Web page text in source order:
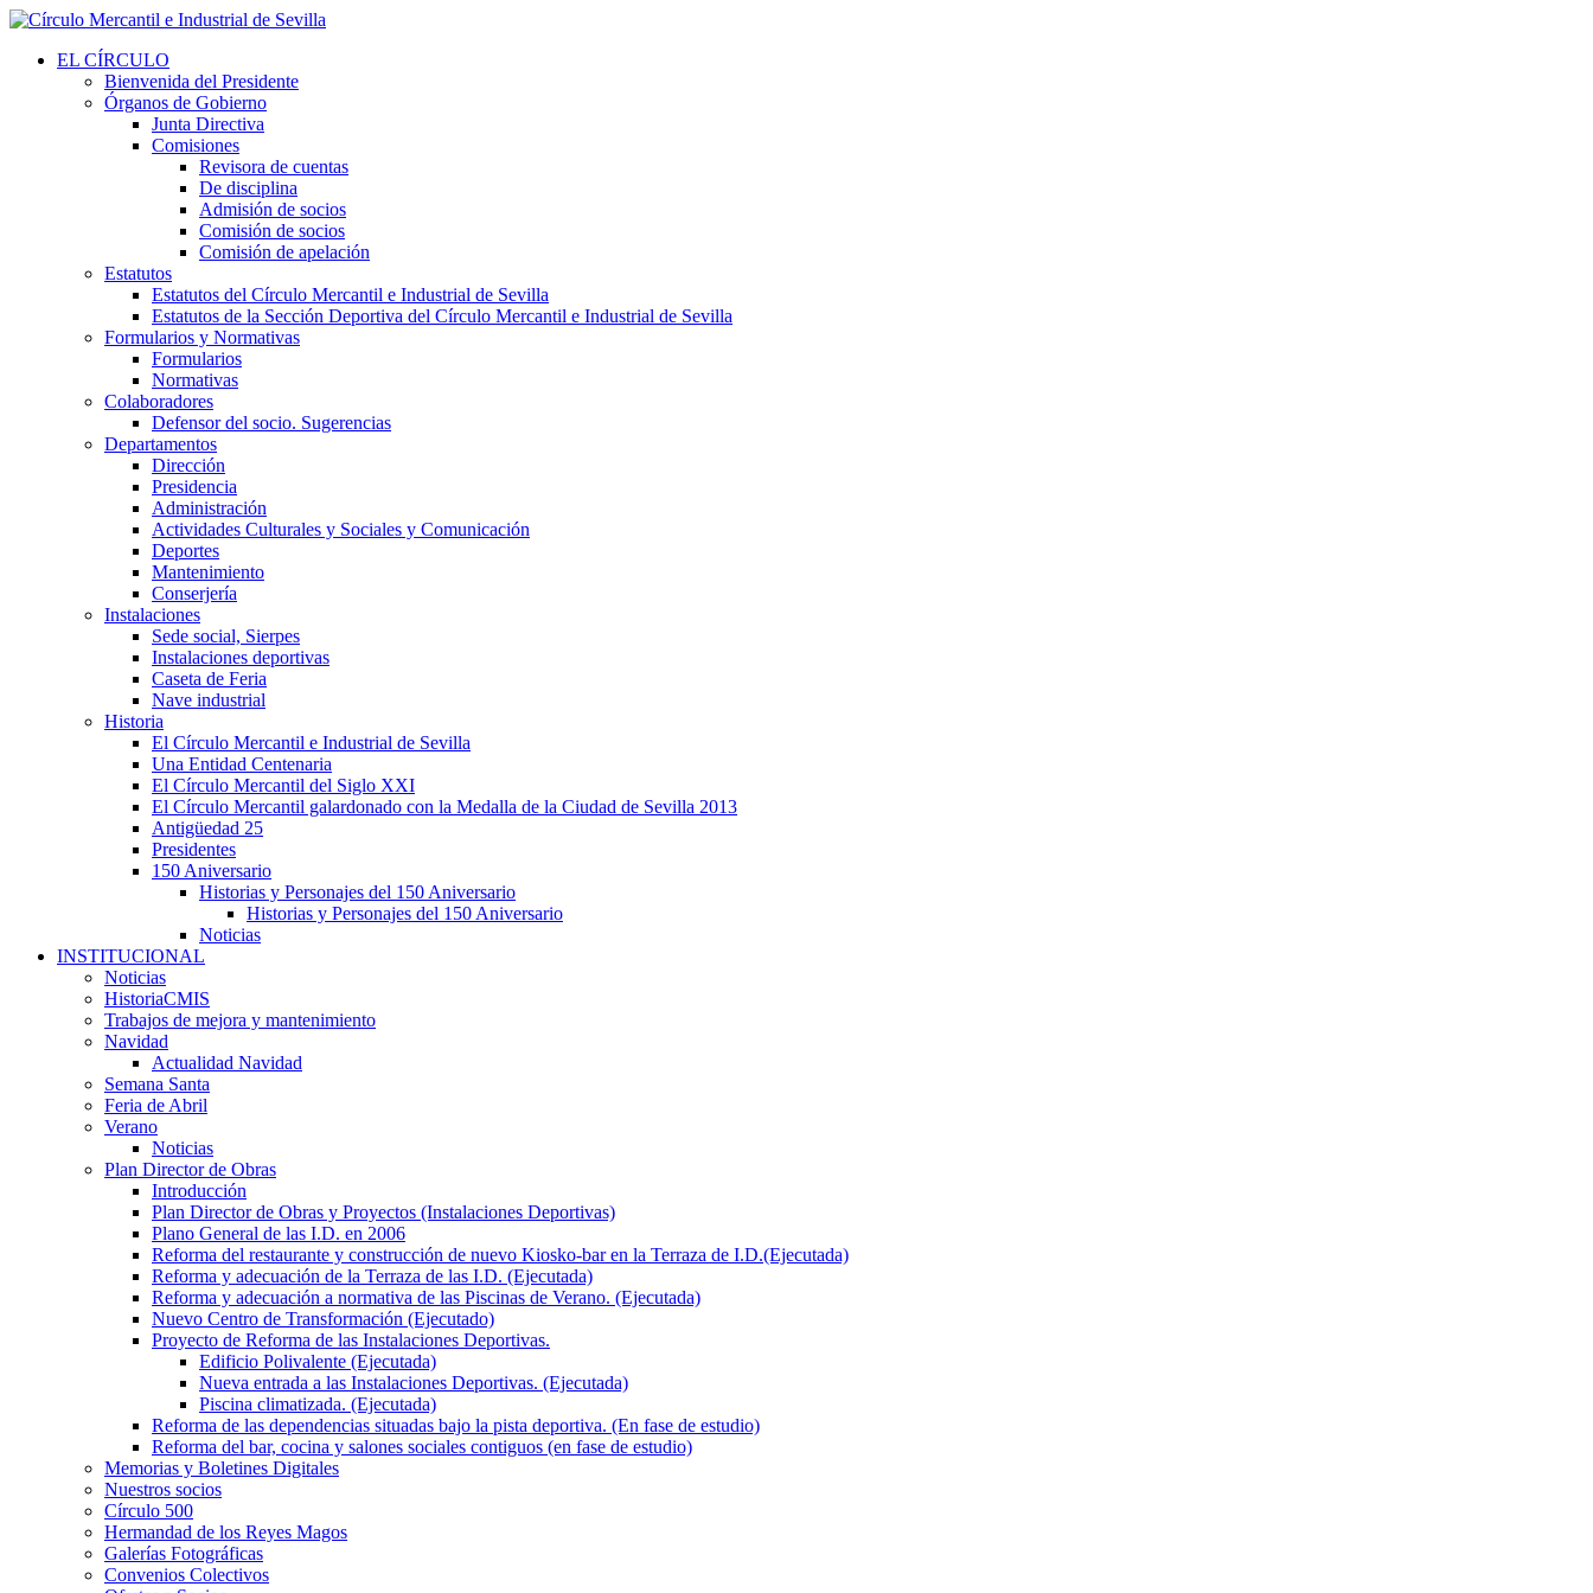
EL CÍRCULO
Bienvenida del Presidente
Órganos de Gobierno
Junta Directiva
Comisiones
Revisora de cuentas
De disciplina
Admisión de socios
Comisión de socios
Comisión de apelación
Estatutos
Estatutos del Círculo Mercantil e Industrial de Sevilla
Estatutos de la Sección Deportiva del Círculo Mercantil e Industrial de Sevilla
Formularios y Normativas
Formularios
Normativas
Colaboradores
Defensor del socio. Sugerencias
Departamentos
Dirección
Presidencia
Administración
Actividades Culturales y Sociales y Comunicación
Deportes
Mantenimiento
Conserjería
Instalaciones
Sede social, Sierpes
Instalaciones deportivas
Caseta de Feria
Nave industrial
Historia
El Círculo Mercantil e Industrial de Sevilla
Una Entidad Centenaria
El Círculo Mercantil del Siglo XXI
El Círculo Mercantil galardonado con la Medalla de la Ciudad de Sevilla 2013
Antigüedad 25
Presidentes
150 Aniversario
Historias y Personajes del 150 Aniversario
Historias y Personajes del 150 Aniversario
Noticias
INSTITUCIONAL
Noticias
HistoriaCMIS
Trabajos de mejora y mantenimiento
Navidad
Actualidad Navidad
Semana Santa
Feria de Abril
Verano
Noticias
Plan Director de Obras
Introducción
Plan Director de Obras y Proyectos (Instalaciones Deportivas)
Plano General de las I.D. en 2006
Reforma del restaurante y construcción de nuevo Kiosko-bar en la Terraza de I.D.(Ejecutada)
Reforma y adecuación de la Terraza de las I.D. (Ejecutada)
Reforma y adecuación a normativa de las Piscinas de Verano. (Ejecutada)
Nuevo Centro de Transformación (Ejecutado)
Proyecto de Reforma de las Instalaciones Deportivas.
Edificio Polivalente (Ejecutada)
Nueva entrada a las Instalaciones Deportivas. (Ejecutada)
Piscina climatizada. (Ejecutada)
Reforma de las dependencias situadas bajo la pista deportiva. (En fase de estudio)
Reforma del bar, cocina y salones sociales contiguos (en fase de estudio)
Memorias y Boletines Digitales
Nuestros socios
Círculo 500
Hermandad de los Reyes Magos
Galerías Fotográficas
Convenios Colectivos